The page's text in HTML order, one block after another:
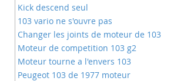
Kick descend seul
103 vario ne s'ouvre pas
Changer les joints de moteur de 103
Moteur de competition 103 g2
Moteur tourne a l'envers 103
Peugeot 103 de 1977 moteur